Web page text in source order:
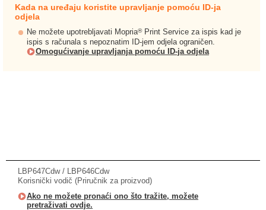
Kada na uređaju koristite upravljanje pomoću ID-ja
odjela
Ne možete upotrebljavati Mopria®Print Service za ispis kad je
ispis s računala s nepoznatim ID-jem odjela ograničen.
Omogućivanje upravljanja pomoću ID-ja odjela
LBP647Cdw / LBP646Cdw
Korisnički vodič (Priručnik za proizvod)
Ako ne možete pronaći ono što tražite, možete
pretraživati ovdje.